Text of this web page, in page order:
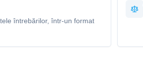
întrebărilor, într-un format